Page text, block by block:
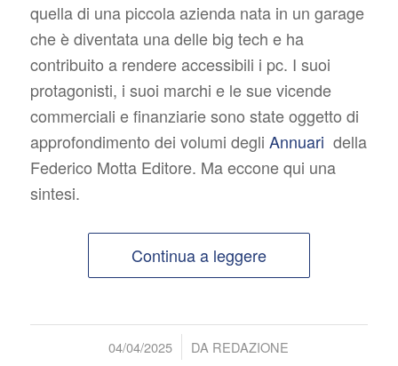
quella di una piccola azienda nata in un garage
che è diventata una delle big tech e ha
contribuito a rendere accessibili i pc. I suoi
protagonisti, i suoi marchi e le sue vicende
commerciali e finanziarie sono state oggetto di
approfondimento dei volumi degli Annuari della
Federico Motta Editore. Ma eccone qui una
sintesi.
Continua a leggere
04/04/2025
/ DA REDAZIONE